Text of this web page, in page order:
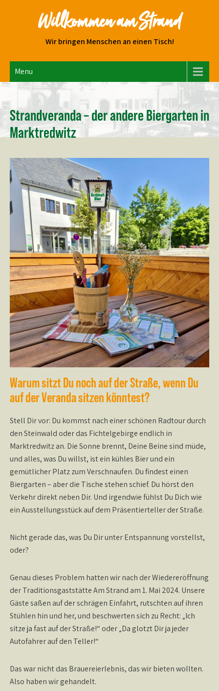
Willkommen am Strand
Wir bringen Menschen an einen Tisch!
Menu
Strandveranda – der andere Biergarten in
Marktredwitz
Warum sitzt Du noch auf der Straße, wenn Du
auf der Veranda sitzen könntest?
Stell Dir vor: Du kommst nach einer schönen Radtour durch
den Steinwald oder das Fichtelgebirge endlich in
Marktredwitz an. Die Sonne brennt, Deine Beine sind müde,
und alles, was Du willst, ist ein kühles Bier und ein
gemütlicher Platz zum Verschnaufen. Du findest einen
Biergarten – aber die Tische stehen schief. Du hörst den
Verkehr direkt neben Dir. Und irgendwie fühlst Du Dich wie
ein Ausstellungsstück auf dem Präsentierteller der Straße.
Nicht gerade das, was Du Dir unter Entspannung vorstellst,
oder?
Genau dieses Problem hatten wir nach der Wiedereröffnung
der Traditionsgaststätte Am Strand am 1. Mai 2024. Unsere
Gäste saßen auf der schrägen Einfahrt, rutschten auf ihren
Stühlen hin und her, und beschwerten sich zu Recht: „Ich
sitze ja fast auf der Straße!“ oder „Da glotzt Dir ja jeder
Autofahrer auf den Teller!“
Das war nicht das Brauereierlebnis, das wir bieten wollten.
Also haben wir gehandelt.